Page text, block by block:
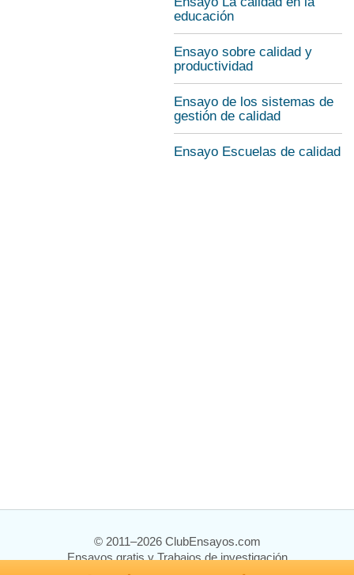
educación
Ensayo sobre calidad y
productividad
Ensayo de los sistemas de
gestión de calidad
Ensayo Escuelas de calidad
© 2011–2026 ClubEnsayos.com
Ensayos gratis y Trabajos de investigación